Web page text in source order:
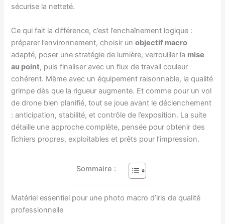
sécurise la netteté.
Ce qui fait la différence, c’est l’enchaînement logique :
préparer l’environnement, choisir unobjectif macro
adapté, poser une stratégie de lumière, verrouiller la mise
au point, puis finaliser avec un flux de travail couleur
cohérent. Même avec un équipement raisonnable, la qualité
grimpe dès que la rigueur augmente. Et comme pour un vol
de drone bien planifié, tout se joue avant le déclenchement
: anticipation, stabilité, et contrôle de l’exposition. La suite
détaille une approche complète, pensée pour obtenir des
fichiers propres, exploitables et prêts pour l’impression.
Sommaire :
Matériel essentiel pour une photo macro d’iris de qualité
professionnelle